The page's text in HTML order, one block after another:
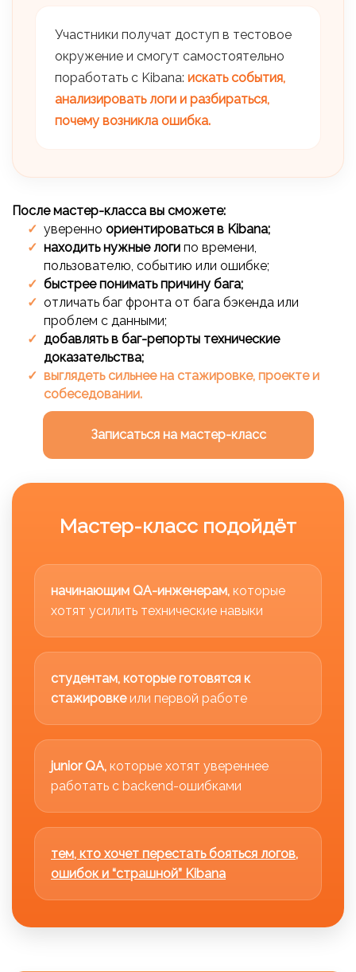
Участники получат доступ в тестовое
окружение и смогут самостоятельно
поработать с Kibana: искать события,
анализировать логи и разбираться,
почему возникла ошибка.
После мастер-класса вы сможете:
уверенно ориентироваться в Kibana;
находить нужные логи по времени,
пользователю, событию или ошибке;
быстрее понимать причину бага;
отличать баг фронта от бага бэкенда или
проблем с данными;
добавлять в баг-репорты технические
доказательства;
выглядеть сильнее на стажировке, проекте и
собеседовании.
Записаться на мастер-класс
Мастер-класс подойдёт
начинающим QA-инженерам, которые
хотят усилить технические навыки
студентам, которые готовятся к
стажировкеили первой работе
junior QA, которые хотят увереннее
работать с backend-ошибками
тем, кто хочет перестать бояться логов,
ошибок и “страшной” Kibana